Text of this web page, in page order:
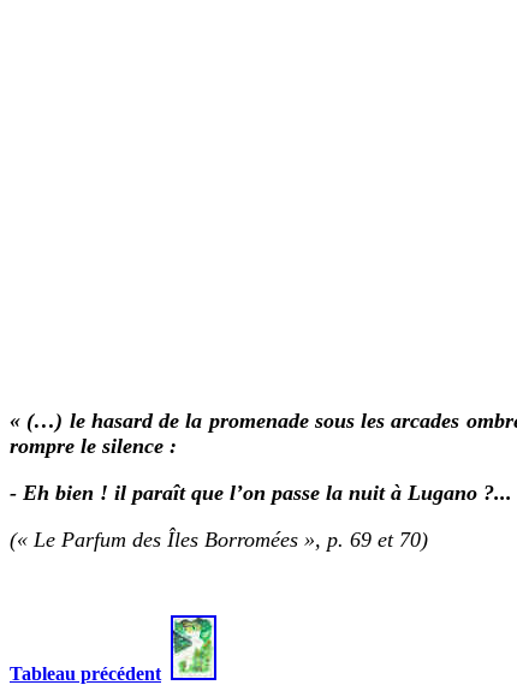
« (…) le hasard de la promenade sous les arcades
rompre le silence :
- Eh bien ! il paraît que l’on passe la nuit à Lugano ?...
(« Le Parfum des Îles Borromées », p. 69 et 70)
Tableau précédent